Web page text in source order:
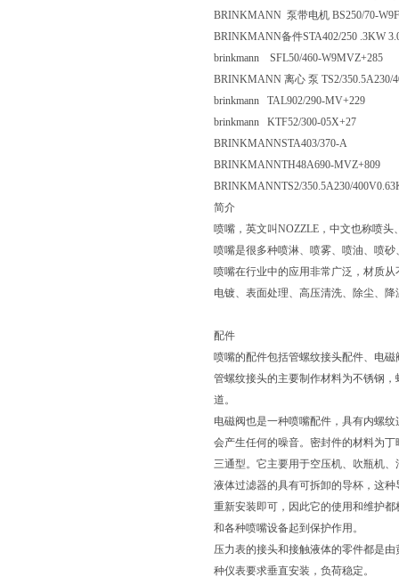
BRINKMANN 泵带电机 BS250/70-
BRINKMANN备件STA402/250
brinkmann SFL50/460-
BRINKMANN 离心 泵 TS2/
brinkmann TAL902/290-
brinkmann KTF52/300-05X+27
BRINKMANNSTA403/370-A
BRINKMANNTH48A690-
BRINKMANNTS2/350.5A230/
简介
喷嘴，英文叫NOZZLE，中文也称喷头
喷嘴是很多种喷淋、喷雾、喷油、喷
喷嘴在行业中的应用非常广泛，材质
电镀、表面处理、高压清洗、除尘、
配件
喷嘴的配件包括管螺纹接头配件、电
管螺纹接头的主要制作材料为不锈钢
道。
电磁阀也是一种喷嘴配件，具有内螺
会产生任何的噪音。密封件的材料为
三通型。它主要用于空压机、吹瓶机
液体过滤器的具有可拆卸的导杯，这
重新安装即可，因此它的使用和维护
和各种喷嘴设备起到保护作用。
压力表的接头和接触液体的零件都是
种仪表要求垂直安装，负荷稳定。